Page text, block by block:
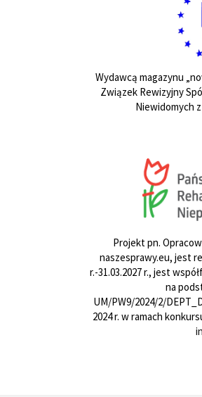
Wydawcą magazynu
Związek Rewizyjny
Niewidomych
Projekt pn.
naszesprawy.eu, jest
r.-31.03.2027 r., jest
na
UM/PW9/2024/2/
2024 r. w ramach